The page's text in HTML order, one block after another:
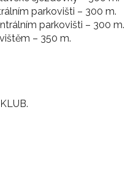
parkovišti – 300 m.
parkovišti – 300 m.
– 350 m.